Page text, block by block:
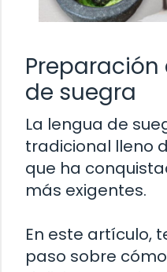
de suegra
La lengua de
tradicional lleno
que ha
más exigentes.
En este artículo,
paso sobre